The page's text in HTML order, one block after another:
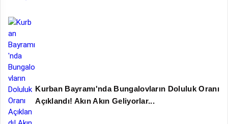
Kurban Bayramı'nda Bungalovların Doluluk Oranı
Açıklandı! Akın Akın Geliyorlar...